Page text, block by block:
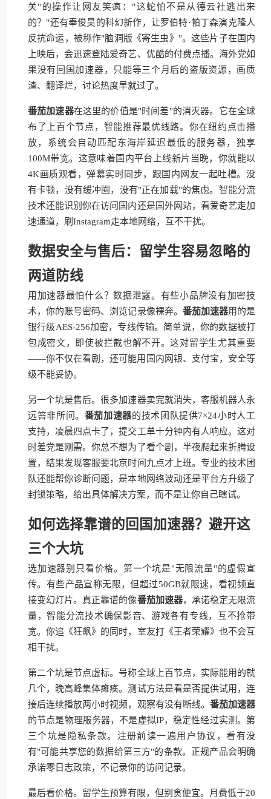
关"的操作让网友笑疯："这蛇怕不是从德云社逃出来
的？"还有奉俊昊的科幻新作，让罗伯特·帕丁森演克隆人
反抗命运，被称作"脑洞版《寄生虫》"。这些片子在国内
上映后，会迅速登陆爱奇艺、优酷的付费点播。海外党如
果没有回国加速器，只能等三个月后的盗版资源，画质
渣、翻译烂，讨论热度早就过了。
番茄加速器在这里的价值是"时间差"的消灭器。它在全球
布了上百个节点，智能推荐最优线路。你在纽约点击播
放，系统会自动匹配东海岸延迟最低的服务器，独享
100M带宽。这意味着国内平台上线新片当晚，你就能以
4K画质观看，弹幕实时同步，跟国内网友一起吐槽。没
有卡顿，没有缓冲圈，没有"正在加载"的焦虑。智能分流
技术还能识别你在访问国内还是国外网站，看爱奇艺走加
速通道，刷Instagram走本地网络，互不干扰。
数据安全与售后：留学生容易忽略的
两道防线
用加速器最怕什么？数据泄露。有些小品牌没有加密技
术，你的账号密码、浏览记录像裸奔。 番茄加速器用的是
银行级AES-256加密，专线传输。简单说，你的数据被打
包成密文，即使被拦截也解不开。这对留学生尤其重要
——你不仅在看剧，还可能用国内网银、支付宝，安全等
级不能妥协。
另一个坑是售后。很多加速器卖完就消失，客服机器人永
远答非所问。 番茄加速器的技术团队提供7×24小时人工
支持，凌晨四点卡了，提交工单十分钟内有人响应。这对
时差党是刚需。你总不想为了看个剧，半夜爬起来折腾设
置，结果发现客服要北京时间九点才上班。专业的技术团
队还能帮你诊断问题，是本地网络波动还是平台方升级了
封锁策略，给出具体解决方案，而不是让你自己瞎试。
如何选择靠谱的回国加速器？避开这
三个大坑
选加速器别只看价格。第一个坑是"无限流量"的虚假宣
传。有些产品宣称无限，但超过50GB就限速，看视频直
接变幻灯片。真正靠谱的像番茄加速器，承诺稳定无限流
量，智能分流技术确保影音、游戏各有专线，互不抢带
宽。你追《狂飙》的同时，室友打《王者荣耀》也不会互
相干扰。
第二个坑是节点虚标。号称全球上百节点，实际能用的就
几个，晚高峰集体瘫痪。测试方法是看是否提供试用，连
接后连续播放两小时视频，观察有没有断线。 番茄加速器
的节点是物理服务器，不是虚拟IP，稳定性经过实测。第
三个坑是隐私条款。注册前读一遍用户协议，看有没
有"可能共享您的数据给第三方"的条款。正规产品会明确
承诺零日志政策，不记录你的访问记录。
最后看价格。留学生预算有限，但别贪便宜。月费低于20